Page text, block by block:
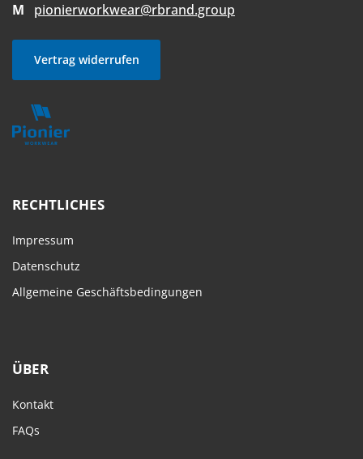
M
pionierworkwear@rbrand.group
Vertrag widerrufen
RECHTLICHES
Impressum
Datenschutz
Allgemeine Geschäftsbedingungen
ÜBER
Kontakt
FAQs